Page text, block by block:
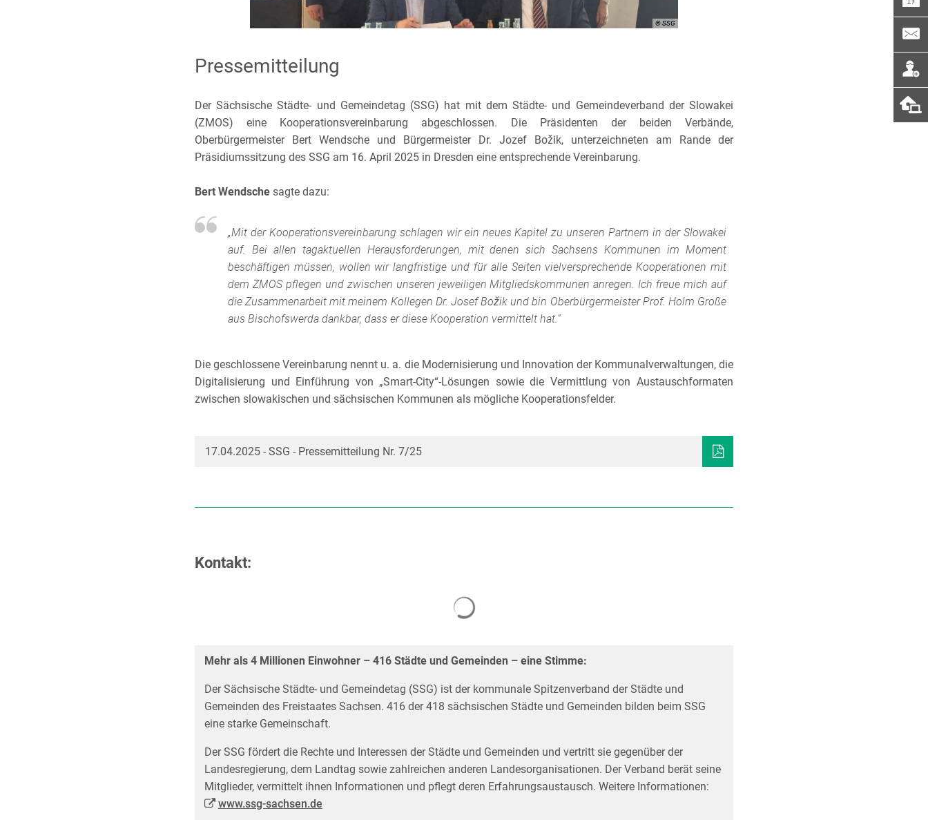
© SSG
Pressemitteilung
Der Sächsische Städte- und Gemeindetag (SSG) hat mit dem Städte- und Gemeindeverband der Slowakei
(ZMOS) eine Kooperationsvereinbarung abgeschlossen. Die Präsidenten der beiden Verbände,
Oberbürgermeister Bert Wendsche und Bürgermeister Dr. Jozef Božik, unterzeichneten am Rande der
Präsidiumssitzung des SSG am 16. April 2025 in Dresden eine entsprechende Vereinbarung.
Bert Wendsche sagte dazu:
„Mit der Kooperationsvereinbarung schlagen wir ein neues Kapitel zu unseren Partnern in der Slowakei
auf. Bei allen tagaktuellen Herausforderungen, mit denen sich Sachsens Kommunen im Moment
beschäftigen müssen, wollen wir langfristige und für alle Seiten vielversprechende Kooperationen mit
dem ZMOS pflegen und zwischen unseren jeweiligen Mitgliedskommunen anregen. Ich freue mich auf
die Zusammenarbeit mit meinem Kollegen Dr. Josef Božik und bin Oberbürgermeister Prof. Holm Große
aus Bischofswerda dankbar, dass er diese Kooperation vermittelt hat.“
Die geschlossene Vereinbarung nennt u. a. die Modernisierung und Innovation der Kommunalverwaltungen, die
Digitalisierung und Einführung von „Smart-City“-Lösungen sowie die Vermittlung von Austauschformaten
zwischen slowakischen und sächsischen Kommunen als mögliche Kooperationsfelder.
17.04.2025 - SSG - Pressemitteilung Nr. 7/25
Kontakt:
Mehr als 4 Millionen Einwohner – 416 Städte und Gemeinden – eine Stimme:
Der Sächsische Städte- und Gemeindetag (SSG) ist der kommunale Spitzenverband der Städte und
Gemeinden des Freistaates Sachsen. 416 der 418 sächsischen Städte und Gemeinden bilden beim SSG
eine starke Gemeinschaft.
Der SSG fördert die Rechte und Interessen der Städte und Gemeinden und vertritt sie gegen­über der
Landesregierung, dem Landtag sowie zahlreichen anderen Landesorganisationen. Der Verband berät seine
Mitglieder, vermittelt ihnen Informationen und pflegt deren Erfahrungs­austausch. Weitere Informationen:
www.ssg-sachsen.de